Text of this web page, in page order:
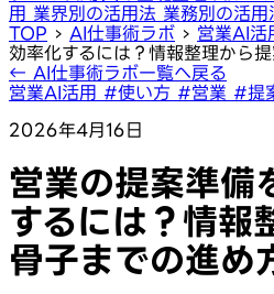
用 業界別の活用法 業務別の活用
TOP › AI仕事術ラボ › 営業AI活
効率化するには？情報整理から
← AI仕事術ラボ一覧へ戻る
営業AI活用 #使い方 #営業 #提
2026年4月16日
営業の提案準備
するには？情報
骨子までの進め